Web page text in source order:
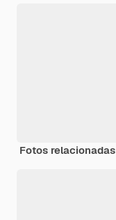
Fotos relacionadas